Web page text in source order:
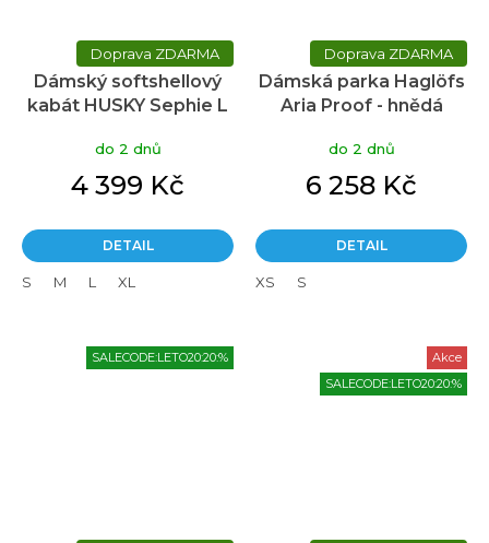
ZDARMA
Dámský softshellový
kabát HUSKY Sephie L
do 2 dnů
4 399 Kč
DETAIL
S M L XL
ZDARMA
Dámská parka Haglöfs
Aria Proof - hnědá
do 2 dnů
6 258 Kč
DETAIL
XS S
SALECODE:LETO20:20:%
Akce
SALECODE:LETO20:20:%